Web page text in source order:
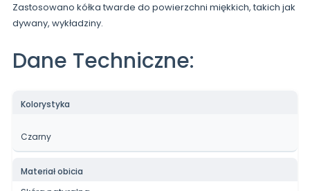
Zastosowano kółka twarde do powierzchni miękkich, takich jak
dywany, wykładziny.
Dane Techniczne:
Kolorystyka
Czarny
Materiał obicia